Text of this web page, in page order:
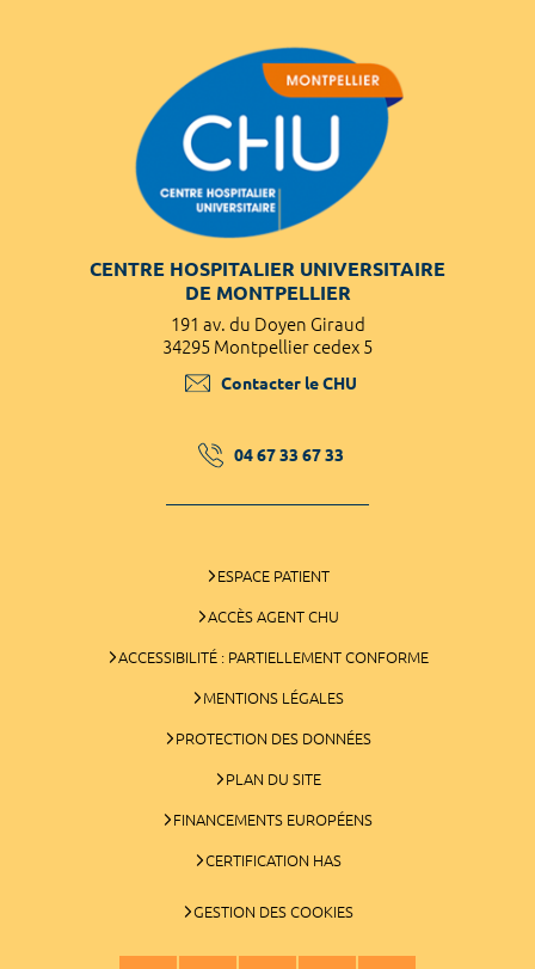
CENTRE HOSPITALIER UNIVERSITAIRE
DE MONTPELLIER
191 av. du Doyen Giraud
34295 Montpellier cedex 5
Contacter le CHU
04 67 33 67 33
ESPACE PATIENT
ACCÈS AGENT CHU
ACCESSIBILITÉ : PARTIELLEMENT CONFORME
MENTIONS LÉGALES
PROTECTION DES DONNÉES
PLAN DU SITE
FINANCEMENTS EUROPÉENS
CERTIFICATION HAS
GESTION DES COOKIES